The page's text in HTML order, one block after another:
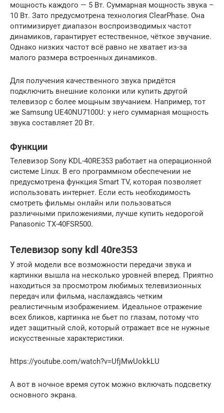
мощность каждого — 5 Вт. Суммарная мощность звука –
10 Вт. Зато предусмотрена технология ClearPhase. Она
оптимизирует диапазон воспроизводимых частот
динамиков, гарантирует естественное, чёткое звучание.
Однако низких частот всё равно не хватает из-за
малого размера встроенных динамиков.
Для получения качественного звука придётся
подключить внешние колонки или купить другой
телевизор с более мощным звучанием. Например, тот
же Samsung UE40NU7100U: у него суммарная мощность
звука составляет 20 Вт.
Функции
Телевизор Sony KDL-40RE353 работает на операционной
системе Linux. В его программном обеспечении не
предусмотрена функция Smart TV, которая позволяет
использовать интернет. Если есть необходимость
смотреть фильмы онлайн или пользоваться
различными приложениями, лучше купить недорогой
Panasonic TX-40FSR500.
Телевизор sony kdl 40re353
У этой модели все возможности передачи звука и
картинки вышла на несколько уровней вперед. Приятно
находиться за просмотром любимых телевизионных
передач или фильма, наслаждаясь четким
реалистичным изображением. Идеальное отражение
всех бликов, картинка не бьет по глазам, потому что
идет защитный слой, который отражает все не нужные
искусственные характеристики.
https://youtube.com/watch?v=UfjMwUokkLU
А вот в ночное время суток можно включать подсветку
основного экрана.